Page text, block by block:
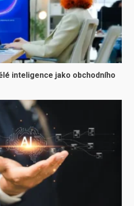
inteligence jako obchodního